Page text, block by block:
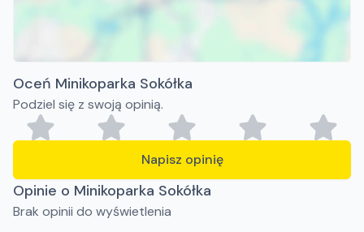
Oceń Minikoparka Sokółka
Podziel się z swoją opinią.
Napisz opinię
Opinie o Minikoparka Sokółka
Brak opinii do wyświetlenia